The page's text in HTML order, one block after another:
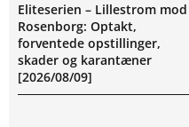
Eliteserien – Lillestrom mod
Rosenborg: Optakt,
forventede opstillinger,
skader og karantæner
[2026/08/09]